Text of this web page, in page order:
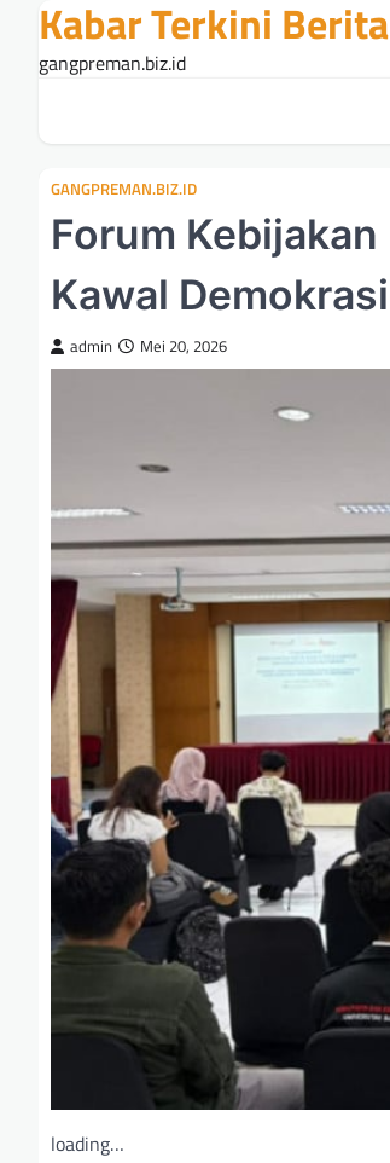
content
Kabar Terkini
gangpreman.biz.id
GANGPREMAN.BIZ.ID
Forum
Kawal
admin Mei 20, 2026
loading…